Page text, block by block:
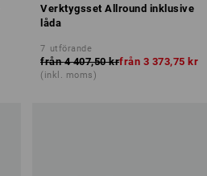
Verktygsset Allround inklusive
låda
7 utförande
från 4 407,50 krfrån 3 373,75 kr
(inkl. moms)